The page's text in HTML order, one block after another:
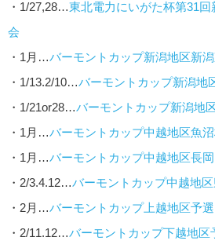
・1/27,28…東北電力にいがた杯第31
会
・1月…バーモントカップ新潟地区新
・1/13.2/10…バーモントカップ新潟地
・1/21or28…バーモントカップ新潟地
・1月…バーモントカップ中越地区魚
・1月…バーモントカップ中越地区長
・2/3.4.12…バーモントカップ中越地
・2月…バーモントカップ上越地区予選
・2/11.12…バーモントカップ下越地区